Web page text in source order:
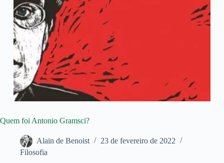
Quem foi Antonio Gramsci?
Alain de Benoist
23 de fevereiro de 2022
Filosofia